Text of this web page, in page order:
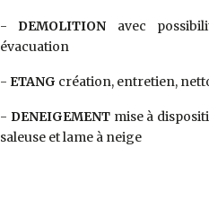
- DEMOLITION avec
évacuation
- ETANG création, entretien,
- DENEIGEMENTmise à
saleuse et lame à neige